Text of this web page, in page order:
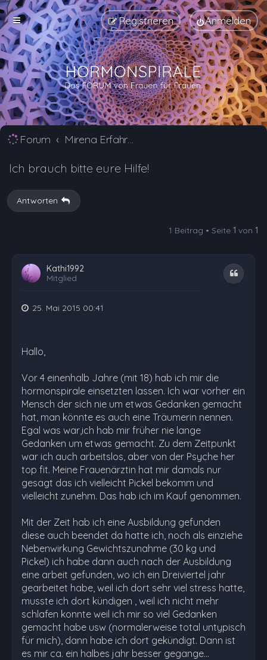
Anmelden
Registrieren
Forum Mirena Erfahrungsberichte und Nebenwirkungen
Ich brauch bitte eure Hilfe!
Antworten
1 Beitrag • Seite 1 von 1
Kathi1992
Mitglied
Zitat
25. Mai 2015 00:41
Hallo,
Vor 4 einenhalb Jahre (mit 18) hab ich mir die
hormonspirale einsetzten lassen. Ich war vorher ein
Mensch der sich nie um etwas Gedanken gemacht
hat, man könnte es auch eine Träumerin nennen.
Egal was war,ich hab mir früher nie lange
Gedanken um etwas gemacht. Zu dem Zeitpunkt
war ich auch arbeitslos, aber von der Psyche her
top fit. Meine Frauenärztin hat mir damals nur
gesagt das ich vielleicht Pickel bekomm und
vielleicht zunehm. Das hab ich im Kauf genommen.
Mit der Zeit hab ich eine Ausbildung gefunden
diese auch beendet da hatte ich, noch als einziehe
Nebenwirkung Gewichtszunahme (30 kg und
Pickel) ich habe dann auch nach der Ausbildung
eine arbeit gefunden, wo ich ein Dreiviertel jahr
gearbeitet habe, weil ich dort sehr viel stress hatte,
musste ich dort kündigen , weil ich nicht mehr
schlafen konnte weil ich mir so viel Gedanken
gemacht habe usw (normalerweise total untypisch
für mich), dann habe ich dort gekündigt. Dann ist
es mir ca. ein halbes jahr besser gegange…